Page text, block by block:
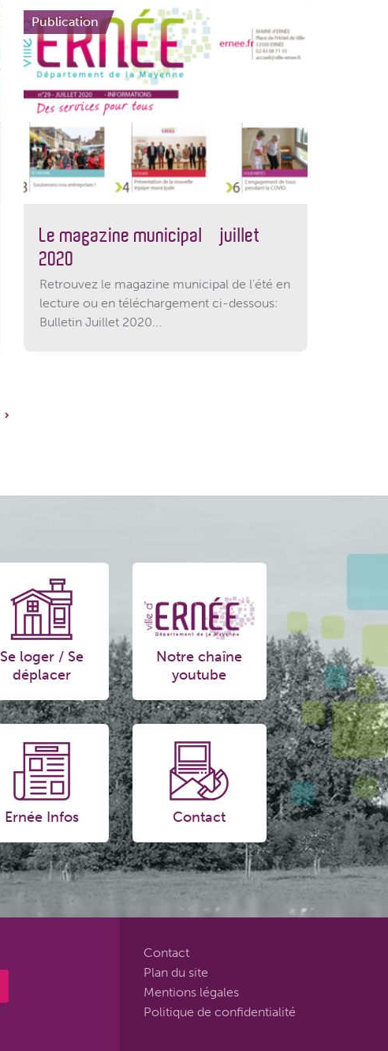
Publication
Le magazine municipal – juillet
2020
Retrouvez le magazine municipal de l'été en
lecture ou en téléchargement ci-dessous:
Bulletin Juillet 2020...
Se loger / Se
déplacer
Notre chaîne
youtube
Ernée Infos Contact
Contact
Plan du site
Mentions légales
Politique de confidentialité